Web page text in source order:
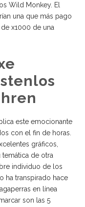
Wild Monkey. El
una que más pago
x1000 de una
este emocionante
con el fin de horas.
gráficos,
temática de otra
individuo de los
ha transpirado hace
en línea
son las 5